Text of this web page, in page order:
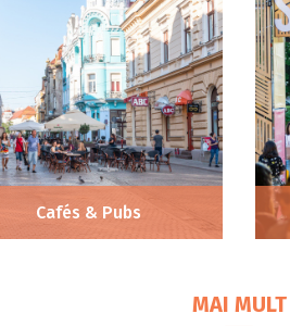
Cafés & Pubs
MAI MULT